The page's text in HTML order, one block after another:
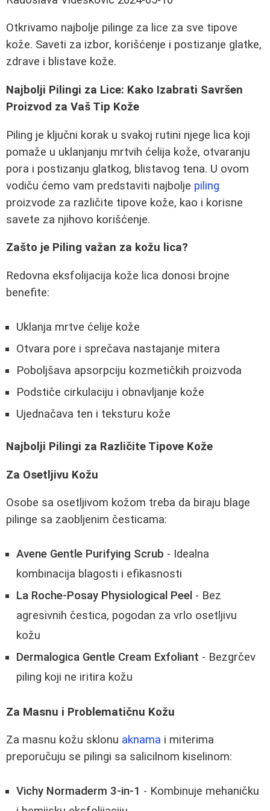
Otkrivamo najbolje pilinge za lice za sve tipove
kože. Saveti za izbor, korišćenje i postizanje glatke,
zdrave i blistave kože.
Najbolji Pilingi za Lice: Kako Izabrati Savršen
Proizvod za Vaš Tip Kože
Piling je ključni korak u svakoj rutini njege lica koji
pomaže u uklanjanju mrtvih ćelija kože, otvaranju
pora i postizanju glatkog, blistavog tena. U ovom
vodiču ćemo vam predstaviti najbolje piling
proizvode za različite tipove kože, kao i korisne
savete za njihovo korišćenje.
Zašto je Piling važan za kožu lica?
Redovna eksfolijacija kože lica donosi brojne
benefite:
Uklanja mrtve ćelije kože
Otvara pore i sprečava nastajanje mitera
Poboljšava apsorpciju kozmetičkih proizvoda
Podstiče cirkulaciju i obnavljanje kože
Ujednačava ten i teksturu kože
Najbolji Pilingi za Različite Tipove Kože
Za Osetljivu Kožu
Osobe sa osetljivom kožom treba da biraju blage
pilinge sa zaobljenim česticama:
Avene Gentle Purifying Scrub - Idealna
kombinacija blagosti i efikasnosti
La Roche-Posay Physiological Peel - Bez
agresivnih čestica, pogodan za vrlo osetljivu
kožu
Dermalogica Gentle Cream Exfoliant - Bezgrčev
piling koji ne iritira kožu
Za Masnu i Problematičnu Kožu
Za masnu kožu sklonu aknama i miterima
preporučuju se pilingi sa salicilnom kiselinom:
Vichy Normaderm 3-in-1 - Kombinuje mehaničku